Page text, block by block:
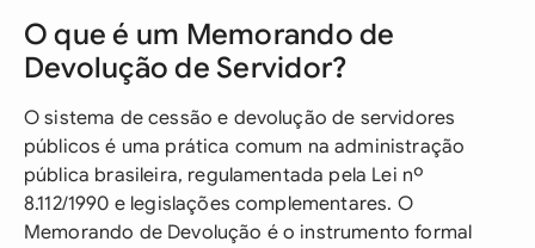
O que é um Memorando de
Devolução de Servidor?
O sistema de cessão e devolução de servidores
públicos é uma prática comum na administração
pública brasileira, regulamentada pela Lei nº
8.112/1990 e legislações complementares. O
Memorando de Devolução é o instrumento formal